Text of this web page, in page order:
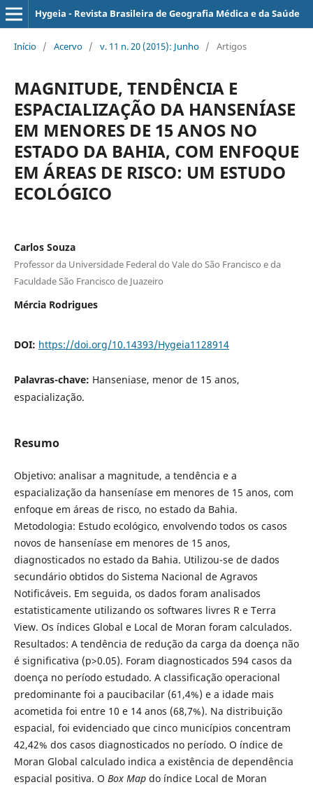
Hygeia - Revista Brasileira de Geografia Médica e da Saúde
Início / Acervo / v. 11 n. 20 (2015): Junho / Artigos
MAGNITUDE, TENDÊNCIA E
ESPACIALIZAÇÃO DA HANSENÍASE
EM MENORES DE 15 ANOS NO
ESTADO DA BAHIA, COM ENFOQUE
EM ÁREAS DE RISCO: UM ESTUDO
ECOLÓGICO
Carlos Souza
Professor da Universidade Federal do Vale do São Francisco e da
Faculdade São Francisco de Juazeiro
Mércia Rodrigues
DOI: https://doi.org/10.14393/Hygeia1128914
Palavras-chave: Hanseniase, menor de 15 anos,
espacialização.
Resumo
Objetivo: analisar a magnitude, a tendência e a
espacialização da hanseníase em menores de 15 anos, com
enfoque em áreas de risco, no estado da Bahia.
Metodologia: Estudo ecológico, envolvendo todos os casos
novos de hanseníase em menores de 15 anos,
diagnosticados no estado da Bahia. Utilizou-se de dados
secundário obtidos do Sistema Nacional de Agravos
Notificáveis. Em seguida, os dados foram analisados
estatisticamente utilizando os softwares livres R e Terra
View. Os índices Global e Local de Moran foram calculados.
Resultados: A tendência de redução da carga da doença não
é significativa (p>0.05). Foram diagnosticados 594 casos da
doença no período estudado. A classificação operacional
predominante foi a paucibacilar (61,4%) e a idade mais
acometida foi entre 10 e 14 anos (68,7%). Na distribuição
espacial, foi evidenciado que cinco municípios concentram
42,42% dos casos diagnosticados no período. O índice de
Moran Global calculado indica a existência de dependência
espacial positiva. O Box Map do índice Local de Moran